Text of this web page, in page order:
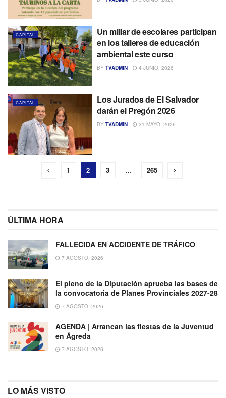
CAPITAL
Un millar de escolares participan
en los talleres de educación
ambiental este curso
BY TVADMIN 4 JUNIO, 2026
CAPITAL
Los Jurados de El Salvador
darán el Pregón 2026
BY TVADMIN 31 MAYO, 2026
1 2 3 … 265
ÚLTIMA HORA
FALLECIDA EN ACCIDENTE DE TRÁFICO
7 AGOSTO, 2026
El pleno de la Diputación aprueba las bases de
la convocatoria de Planes Provinciales 2027-28
7 AGOSTO, 2026
AGENDA | Arrancan las fiestas de la Juventud
en Ágreda
7 AGOSTO, 2026
LO MÁS VISTO